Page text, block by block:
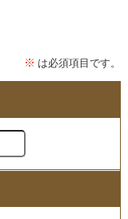
象顕在化の秘